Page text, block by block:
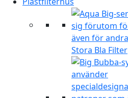
Stora Bla Filter